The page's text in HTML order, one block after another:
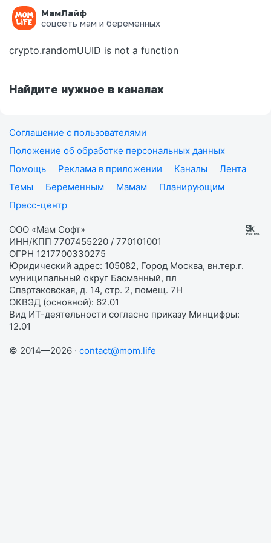
МамЛайф
соцсеть мам и беременных
Ошибка на странице
crypto.randomUUID is not a function
Найдите нужное в каналах
Соглашение с пользователями
Положение об обработке персональных данных
Помощь
Реклама в приложении Каналы
Лента
Темы
Беременным Мамам
Планирующим
Пресс-центр
ООО «Мам Софт»
ИНН/КПП 7707455220 / 770101001
ОГРН 1217700330275
Юридический адрес: 105082, Город Москва, вн.тер.г.
муниципальный округ Басманный, пл
Спартаковская, д. 14, стр. 2, помещ. 7Н
ОКВЭД (основной): 62.01
Вид ИТ-деятельности согласно приказу Минцифры:
12.01
© 2014—2026 · contact@mom.life